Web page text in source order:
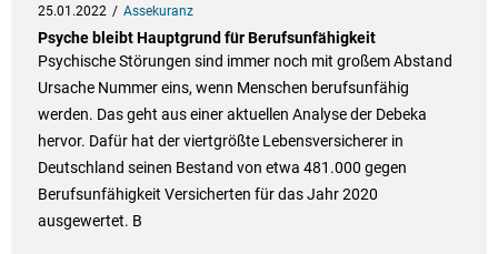
25.01.2022 Assekuranz
Psyche bleibt Hauptgrund für Berufsunfähigkeit
Psychische Störungen sind immer noch mit großem Abstand
Ursache Nummer eins, wenn Menschen berufsunfähig
werden. Das geht aus einer aktuellen Analyse der Debeka
hervor. Dafür hat der viertgrößte Lebensversicherer in
Deutschland seinen Bestand von etwa 481.000 gegen
Berufsunfähigkeit Versicherten für das Jahr 2020
ausgewertet. B